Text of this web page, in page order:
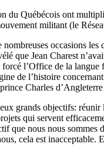
du Québécois ont
militant (le
occasions
que Jean Charest
l’Office de la
de l’histoire
Charles
grands objectifs:
qui servent
que nous nous
cela est